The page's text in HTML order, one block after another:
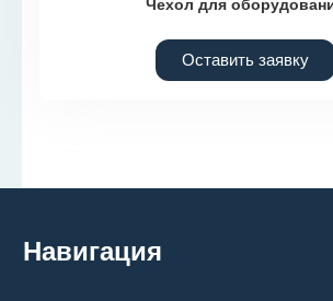
Чехол для
Оставить заявку
Навигация